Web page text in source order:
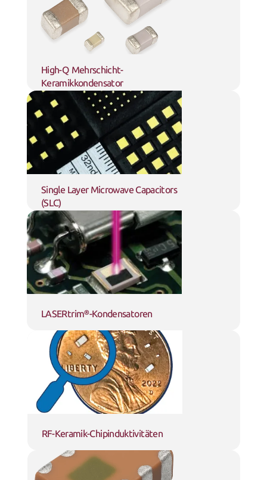
High-Q Mehrschicht-
Keramikkondensator
Single Layer Microwave Capacitors
(SLC)
LASERtrim®-Kondensatoren
RF-Keramik-Chipinduktivitäten